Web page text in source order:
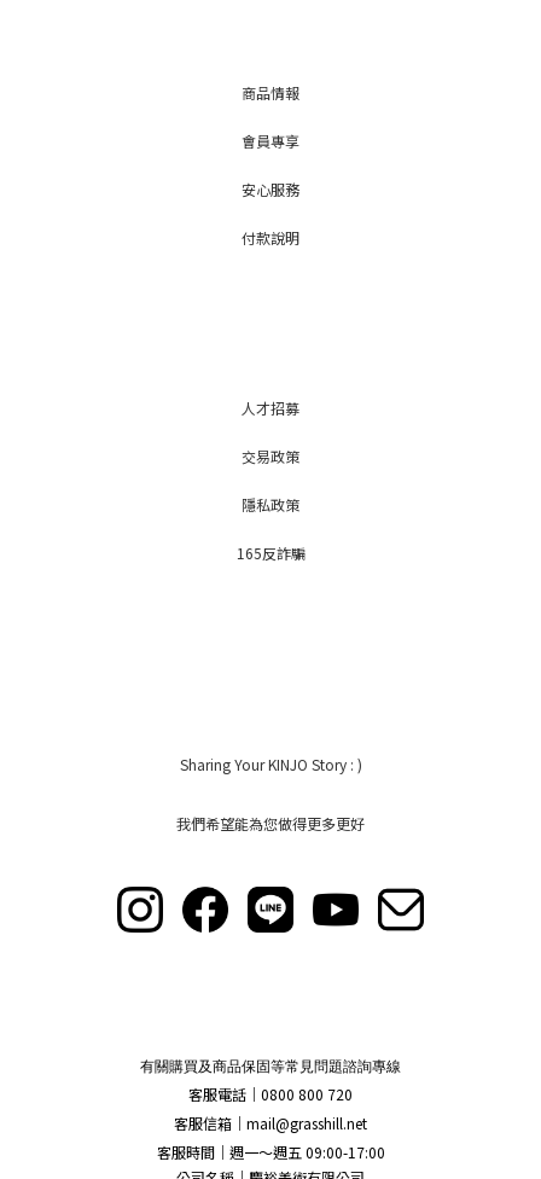
商品情報
會員專享
安心服務
付款說明
人才招募
交易政策
隱私政策
165反詐騙
Sharing Your KINJO Story : )
我們希望能為您做得更多更好
有關購買及商品保固等常見問題諮詢專線
客服電話｜0800 800 720
客服信箱｜ mail@grasshill.net
客服時間｜週一～週五 09:00-17:00